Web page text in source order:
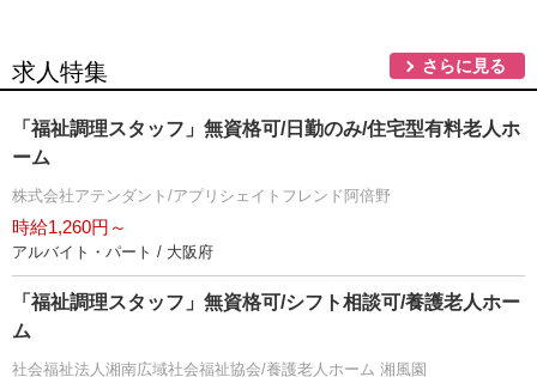
求人特集 さらに見る
「福祉調理スタッフ」無資格可/日勤のみ/住宅型有料老人ホ
ーム
株式会社アテンダント/アプリシェイトフレンド阿倍野
時給1,260円～
アルバイト・パート / 大阪府
「福祉調理スタッフ」無資格可/シフト相談可/養護老人ホー
ム
社会福祉法人湘南広域社会福祉協会/養護老人ホーム 湘風園